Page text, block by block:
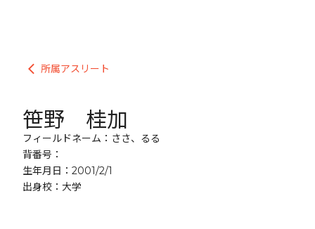
arrow_back_ios 所属アスリート
笹野 桂加
フィールドネーム：ささ、るる
背番号：
生年月日：2001/2/1
出身校：大学